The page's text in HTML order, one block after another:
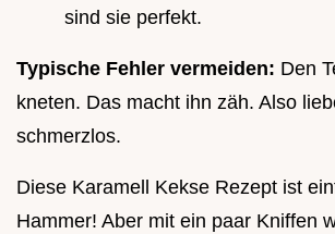
sind sie perfekt.
Typische Fehler vermeiden: Den
kneten. Das macht ihn zäh. Also
schmerzlos.
Diese Karamell Kekse Rezept ist
Hammer! Aber mit ein paar Kniffen